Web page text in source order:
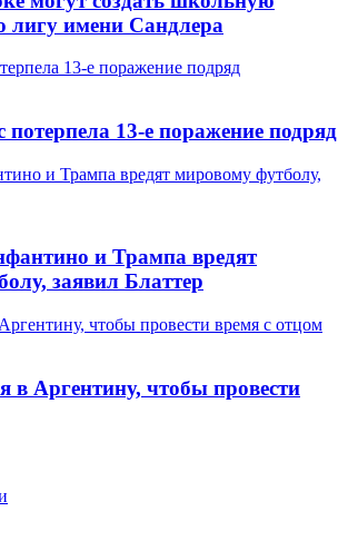
лигу имени Сандлера
13-е поражение подряд
13-е поражение подряд
и Трампа вредят мировому футболу,
и Трампа вредят
заявил Блаттер
чтобы провести время с отцом
в Аргентину, чтобы провести